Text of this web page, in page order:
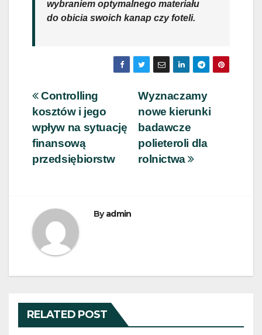
wybraniem optymalnego materiału
do obicia swoich kanap czy foteli.
Nawigacja
wpisu
Wyznaczamy
nowe kierunki
badawcze
polieteroli dla
rolnictwa
Controlling
kosztów i jego
wpływ na sytuację
finansową
przedsiębiorstw
Byadmin
RELATED POST